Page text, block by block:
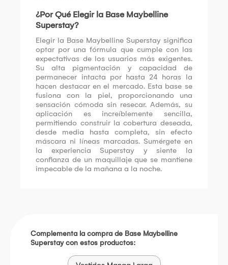
¿Por Qué Elegir la Base Maybelline
Superstay?
Elegir la Base Maybelline Superstay significa
optar por una fórmula que cumple con las
expectativas de los usuarios más exigentes.
Su alta pigmentación y capacidad de
permanecer intacta por hasta 24 horas la
hacen destacar en el mercado. Esta base se
fusiona con la piel, proporcionando una
sensación cómoda sin resecar. Además, su
aplicación es increíblemente sencilla,
permitiendo construir la cobertura deseada,
desde media hasta completa, sin efecto
máscara ni líneas marcadas. Sumérgete en
la experiencia Superstay y siente la
confianza de un maquillaje que se mantiene
impecable de la mañana a la noche.
Complementa la compra de Base Maybelline
Superstay con estos productos: